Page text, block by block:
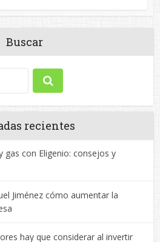
Buscar
recientes
gas con Eligenio: consejos y
Jiménez cómo aumentar la
hay que considerar al invertir